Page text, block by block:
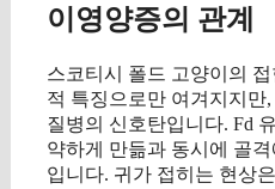
이영양증의 관계
스코티시 폴드 고양이의
적 특징으로만 여겨지지만
질병의 신호탄입니다. Fd
약하게 만듦과 동시에 골
입니다. 귀가 접히는 현상